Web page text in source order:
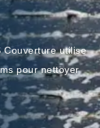
Couverture utilise
pour nettoyer